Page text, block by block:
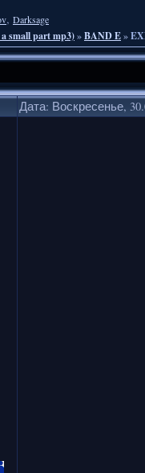
, Darksage
small part mp3)»BAND E»
Дата: Воскресенье,